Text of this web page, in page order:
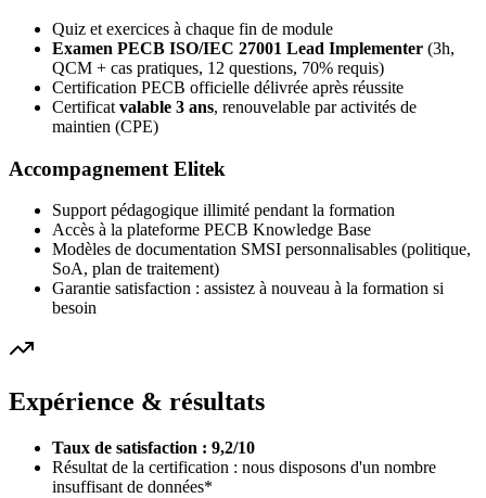
Quiz et exercices à chaque fin de module
Examen PECB ISO/IEC 27001 Lead Implementer (3h,
QCM + cas pratiques, 12 questions, 70% requis)
Certification PECB officielle délivrée après réussite
Certificat valable 3 ans, renouvelable par activités de
maintien (CPE)
Accompagnement Elitek
Support pédagogique illimité pendant la formation
Accès à la plateforme PECB Knowledge Base
Modèles de documentation SMSI personnalisables (politique,
SoA, plan de traitement)
Garantie satisfaction : assistez à nouveau à la formation si
besoin
Expérience & résultats
Taux de satisfaction : 9,2/10
Résultat de la certification : nous disposons d'un nombre
insuffisant de données*